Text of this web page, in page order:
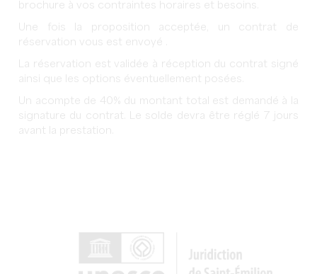
brochure à vos contraintes horaires et besoins.
Une fois la proposition acceptée, un contrat de
réservation vous est envoyé .
La réservation est validée à réception du contrat signé
ainsi que les options éventuellement posées.
Un acompte de 40% du montant total est demandé à la
signature du contrat.
Le solde devra être réglé 7 jours
avant la prestation.